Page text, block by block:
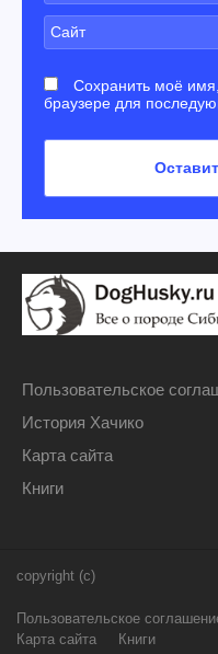
Сохранить моё
браузере для
Пользовательское
История Хачико
Карта сайта
Книги
copyright (c)
Пользовательское
Карта сайта
Книги